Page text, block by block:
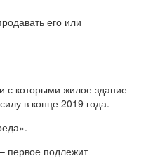
его или
с которыми жилое здание
в конце 2019 года.
первое подлежит